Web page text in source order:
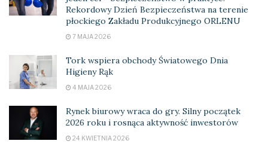
Rekordowy Dzień Bezpieczeństwa na terenie
płockiego Zakładu Produkcyjnego ORLENU
7 MAJA 2026
Tork wspiera obchody Światowego Dnia
Higieny Rąk
4 MAJA 2026
Rynek biurowy wraca do gry. Silny początek
2026 roku i rosnąca aktywność inwestorów
24 KWIETNIA 2026